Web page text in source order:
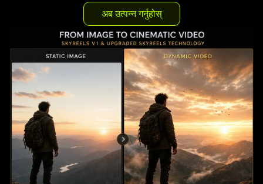
अब उत्पन्न गर्नुहोस्